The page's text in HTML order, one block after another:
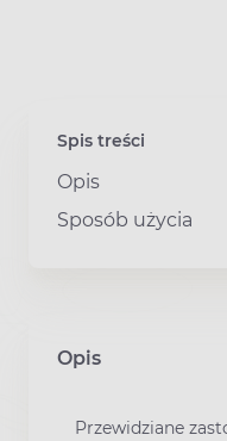
Spis treści
Opis
Sposób użycia
Opis
Przewidziane